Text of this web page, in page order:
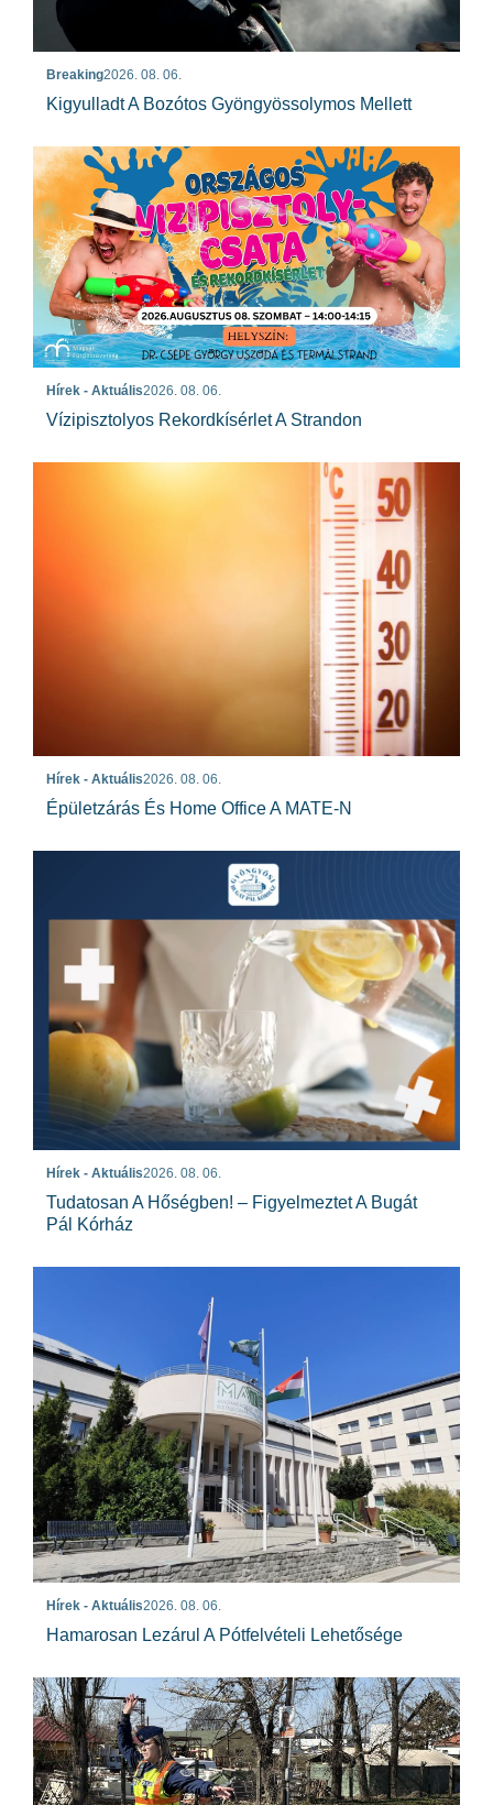
Breaking2026. 08. 06.
Kigyulladt A Bozótos Gyöngyössolymos Mellett
Hírek - Aktuális2026. 08. 06.
Vízipisztolyos Rekordkísérlet A Strandon
Hírek - Aktuális2026. 08. 06.
Épületzárás És Home Office A MATE-N
Hírek - Aktuális2026. 08. 06.
Tudatosan A Hőségben! – Figyelmeztet A Bugát
Pál Kórház
Hírek - Aktuális2026. 08. 06.
Hamarosan Lezárul A Pótfelvételi Lehetősége